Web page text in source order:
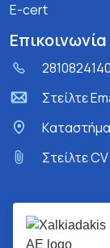
E-cert
Επικοινωνία
2810824140
Στείλτε
Στείλτε CV